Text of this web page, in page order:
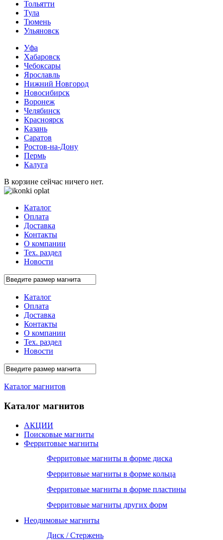
Тольятти
Тула
Тюмень
Ульяновск
Уфа
Хабаровск
Чебоксары
Ярославль
Нижний Новгород
Новосибирск
Воронеж
Челябинск
Красноярск
Казань
Саратов
Ростов-на-Дону
Пермь
Калуга
В корзине сейчас ничего нет.
Каталог
Оплата
Доставка
Контакты
О компании
Тех. раздел
Новости
Каталог
Оплата
Доставка
Контакты
О компании
Тех. раздел
Новости
Каталог магнитов
Каталог магнитов
АКЦИИ
Поисковые магниты
Ферритовые магниты
Ферритовые магниты в форме диска
Ферритовые магниты в форме кольца
Ферритовые магниты в форме пластины
Ферритовые магниты других форм
Неодимовые магниты
Диск / Стержень